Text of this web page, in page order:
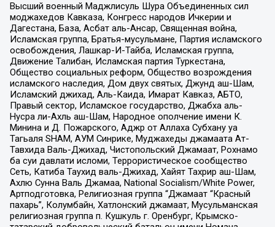
Высший военный Маджлисуль Шура Объединенных сил
моджахедов Кавказа, Конгресс народов Ичкерии и
Дагестана, База, Асбат аль-Ансар, Священная война,
Исламская группа, Братья-мусульмане, Партия исламского
освобождения, Лашкар-И-Тайба, Исламская группа,
Движение Талибан, Исламская партия Туркестана,
Общество социальных реформ, Общество возрождения
исламского наследия, Дом двух святых, Джунд аш-Шам,
Исламский джихад, Аль-Каида, Имарат Кавказ, АБТО,
Правый сектор, Исламское государство, Джабха аль-
Нусра ли-Ахль аш-Шам, Народное ополчение имени К.
Минина и Д. Пожарского, Аджр от Аллаха Субхану уа
Тагьаля SHAM, АУМ Синрике, Муджахеды джамаата Ат-
Тавхида Валь-Джихад, Чистопольский Джамаат, Рохнамо
ба суи давлати исломи, Террористическое сообщество
Сеть, Катиба Таухид валь-Джихад, Хайят Тахрир аш-Шам,
Ахлю Сунна Валь Джамаа, National Socialism/White Power,
Артподготовка, Религиозная группа “Джамаат “Красный
пахарь”, Колумбайн, Хатлонский джамаат, Мусульманская
религиозная группа п. Кушкуль г. Оренбург, Крымско-